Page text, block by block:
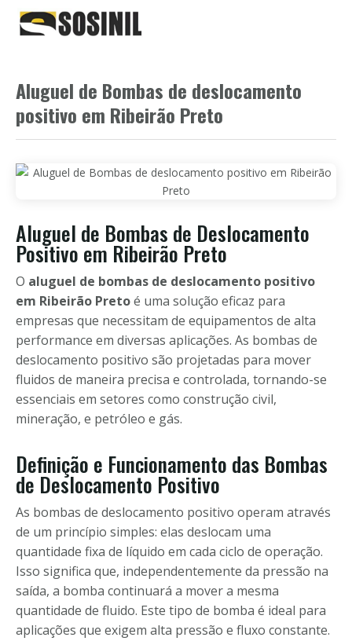
Aluguel de Bombas de deslocamento
positivo em Ribeirão Preto
Aluguel de Bombas de Deslocamento
Positivo em Ribeirão Preto
O aluguel de bombas de deslocamento positivo
em Ribeirão Pretoé uma solução eficaz para
empresas que necessitam de equipamentos de alta
performance em diversas aplicações. As bombas de
deslocamento positivo são projetadas para mover
fluidos de maneira precisa e controlada, tornando-se
essenciais em setores como construção civil,
mineração, e petróleo e gás.
Definição e Funcionamento das Bombas
de Deslocamento Positivo
As bombas de deslocamento positivo operam através
de um princípio simples: elas deslocam uma
quantidade fixa de líquido em cada ciclo de operação.
Isso significa que, independentemente da pressão na
saída, a bomba continuará a mover a mesma
quantidade de fluido. Este tipo de bomba é ideal para
aplicações que exigem alta pressão e fluxo constante.